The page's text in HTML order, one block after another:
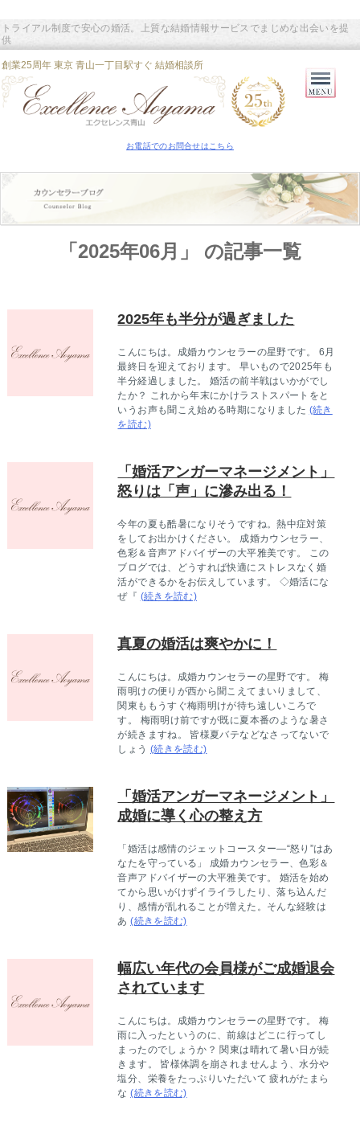
創業25周年 東京 青山一丁目駅すぐ 結婚相談所
トライアル制度で安心の婚活。上質な結婚情報サービスでまじめな出会いを提
供
お電話でのお問合せはこちら
「2025年06月」 の記事一覧
2025年も半分が過ぎました
こんにちは。成婚カウンセラーの星野です。 6月
最終日を迎えております。 早いもので2025年も
半分経過しました。 婚活の前半戦はいかがでし
たか？ これから年末にかけラストスパートをと
いうお声も聞こえ始める時期になりました (続き
を読む)
「婚活アンガーマネージメント」
怒りは「声」に滲み出る！
今年の夏も酷暑になりそうですね。熱中症対策
をしてお出かけください。 成婚カウンセラー、
色彩＆音声アドバイザーの大平雅美です。 この
ブログでは、どうすれば快適にストレスなく婚
活ができるかをお伝えしています。 ◇婚活にな
ぜ『 (続きを読む)
真夏の婚活は爽やかに！
こんにちは。成婚カウンセラーの星野です。 梅
雨明けの便りが西から聞こえてまいりまして、
関東ももうすぐ梅雨明けが待ち遠しいころで
す。 梅雨明け前ですが既に夏本番のような暑さ
が続きますね。 皆様夏バテなどなさってないで
しょう (続きを読む)
「婚活アンガーマネージメント」
成婚に導く心の整え方
「婚活は感情のジェットコースター—“怒り”はあ
なたを守っている」 成婚カウンセラー、色彩＆
音声アドバイザーの大平雅美です。 婚活を始め
てから思いがけずイライラしたり、落ち込んだ
り、感情が乱れることが増えた。そんな経験は
あ(続きを読む)
幅広い年代の会員様がご成婚退会
されています
こんにちは。成婚カウンセラーの星野です。 梅
雨に入ったというのに、前線はどこに行ってし
まったのでしょうか？ 関東は晴れて暑い日が続
きます。 皆様体調を崩されませんよう、水分や
塩分、栄養をたっぷりいただいて 疲れがたまら
な(続きを読む)